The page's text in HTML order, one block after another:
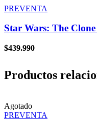
PREVENTA
Star Wars: The
$439.990
Productos
Agotado
PREVENTA